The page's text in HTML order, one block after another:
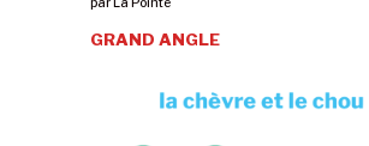
GRAND ANGLE